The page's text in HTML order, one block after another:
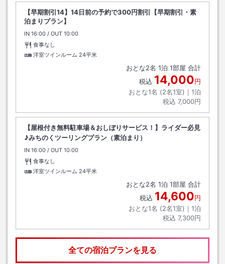
【早期割引14】14日前の予約で300円割引【早期割引・素
泊まりプラン】
IN チェックイン
16:00 / OUT チェックアウト
10:00
食事なし
洋室ツインルーム 24平米
おとな2名 1泊 1部屋 合計
税込 14,000円
おとな1名 (2名1室)｜ 1泊
税込 7,000円
【屋根付き無料駐車場＆おしぼりサービス！】ライダー必見
♪みちのくツーリングプラン（素泊まり）
IN チェックイン
16:00 / OUT チェックアウト
10:00
食事なし
洋室ツインルーム 24平米
おとな2名 1泊 1部屋 合計
税込 14,600円
おとな1名 (2名1室)｜ 1泊
税込 7,300円
全ての宿泊プランを見る